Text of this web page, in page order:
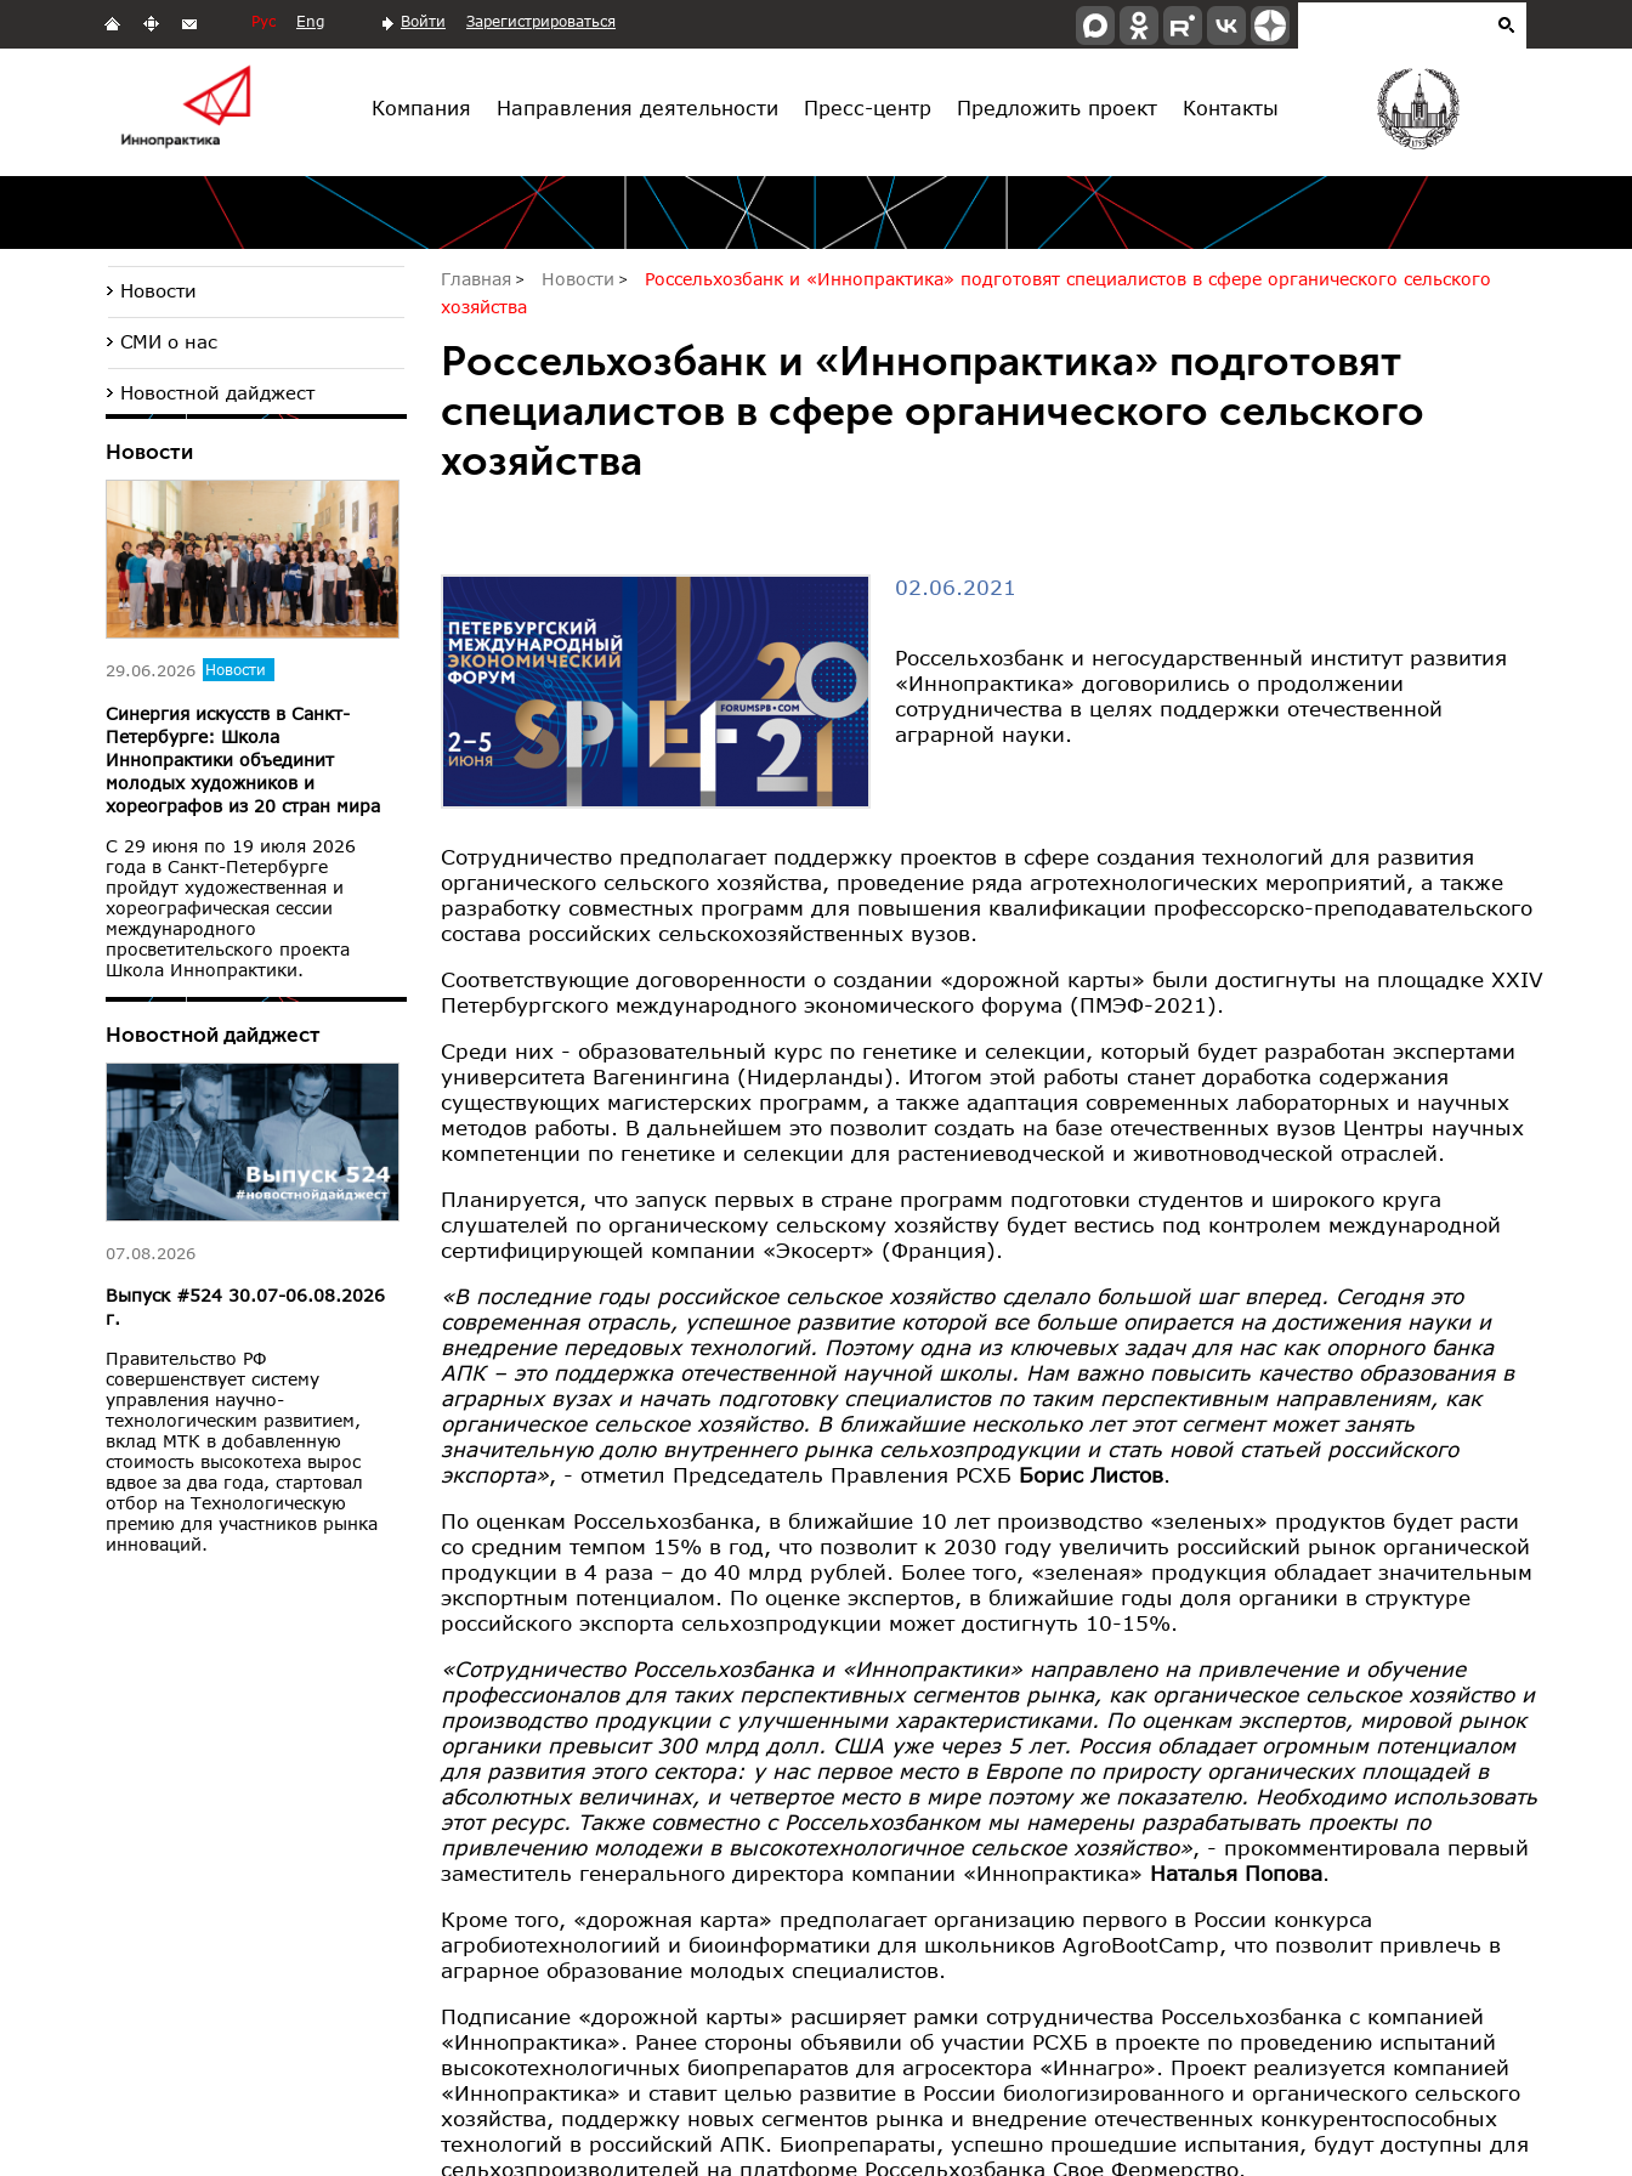
Рус Eng Войти Зарегистрироваться
Компания Направления деятельности Пресс-центр Предложить проект Контакты
Главная Новости
Россельхозбанк и «Иннопрактика» подготовят специалистов в сфере органического сельского
хозяйства
Россельхозбанк и «Иннопрактика» подготовят
специалистов в сфере органического сельского
хозяйства
02.06.2021
Россельхозбанк и негосударственный институт развития
«Иннопрактика» договорились о продолжении
сотрудничества в целях поддержки отечественной
аграрной науки.
Сотрудничество предполагает поддержку проектов в сфере создания технологий для развития
органического сельского хозяйства, проведение ряда агротехнологических мероприятий, а также
разработку совместных программ для повышения квалификации профессорско-преподавательского
состава российских сельскохозяйственных вузов.
Соответствующие договоренности о создании «дорожной карты» были достигнуты на площадке ХХIV
Петербургского международного экономического форума (ПМЭФ-2021).
Среди них - образовательный курс по генетике и селекции, который будет разработан экспертами
университета Вагенингина (Нидерланды). Итогом этой работы станет доработка содержания
существующих магистерских программ, а также адаптация современных лабораторных и научных
методов работы. В дальнейшем это позволит создать на базе отечественных вузов Центры научных
компетенции по генетике и селекции для растениеводческой и животноводческой отраслей.
Планируется, что запуск первых в стране программ подготовки студентов и широкого круга
слушателей по органическому сельскому хозяйству будет вестись под контролем международной
сертифицирующей компании «Экосерт» (Франция).
«В последние годы российское сельское хозяйство сделало большой шаг вперед. Сегодня это
современная отрасль, успешное развитие которой все больше опирается на достижения науки и
внедрение передовых технологий. Поэтому одна из ключевых задач для нас как опорного банка
АПК – это поддержка отечественной научной школы. Нам важно повысить качество образования в
аграрных вузах и начать подготовку специалистов по таким перспективным направлениям, как
органическое сельское хозяйство. В ближайшие несколько лет этот сегмент может занять
значительную долю внутреннего рынка сельхозпродукции и стать новой статьей российского
экспорта», - отметил Председатель Правления РСХБ Борис Листов.
По оценкам Россельхозбанка, в ближайшие 10 лет производство «зеленых» продуктов будет расти
со средним темпом 15% в год, что позволит к 2030 году увеличить российский рынок органической
продукции в 4 раза – до 40 млрд рублей. Более того, «зеленая» продукция обладает значительным
экспортным потенциалом. По оценке экспертов, в ближайшие годы доля органики в структуре
российского экспорта сельхозпродукции может достигнуть 10-15%.
«Сотрудничество Россельхозбанка и «Иннопрактики» направлено на привлечение и обучение
профессионалов для таких перспективных сегментов рынка, как органическое сельское хозяйство и
производство продукции с улучшенными характеристиками. По оценкам экспертов, мировой рынок
органики превысит 300 млрд долл. США уже через 5 лет. Россия обладает огромным потенциалом
для развития этого сектора: у нас первое место в Европе по приросту органических площадей в
абсолютных величинах, и четвертое место в мире поэтому же показателю. Необходимо использовать
этот ресурс. Также совместно с Россельхозбанком мы намерены разрабатывать проекты по
привлечению молодежи в высокотехнологичное сельское хозяйство», - прокомментировала первый
заместитель генерального директора компании «Иннопрактика» Наталья Попова.
Кроме того, «дорожная карта» предполагает организацию первого в России конкурса
агробиотехнологиий и биоинформатики для школьников AgroBootCamp, что позволит привлечь в
аграрное образование молодых специалистов.
Подписание «дорожной карты» расширяет рамки сотрудничества Россельхозбанка с компанией
«Иннопрактика». Ранее стороны объявили об участии РСХБ в проекте по проведению испытаний
высокотехнологичных биопрепаратов для агросектора «Иннагро». Проект реализуется компанией
«Иннопрактика» и ставит целью развитие в России биологизированного и органического сельского
хозяйства, поддержку новых сегментов рынка и внедрение отечественных конкурентоспособных
технологий в российский АПК. Биопрепараты, успешно прошедшие испытания, будут доступны для
сельхозпроизводителей на платформе Россельхозбанка Свое Фермерство.
Новости
СМИ о нас
Новостной дайджест
Новости
29.06.2026 Новости
Синергия искусств в Санкт-
Петербурге: Школа
Иннопрактики объединит
молодых художников и
хореографов из 20 стран мира
С 29 июня по 19 июля 2026
года в Санкт-Петербурге
пройдут художественная и
хореографическая сессии
международного
просветительского проекта
Школа Иннопрактики.
Новостной дайджест
07.08.2026
Выпуск #524 30.07-06.08.2026
г.
Правительство РФ
совершенствует систему
управления научно-
технологическим развитием,
вклад МТК в добавленную
стоимость высокотеха вырос
вдвое за два года, стартовал
отбор на Технологическую
премию для участников рынка
инноваций.